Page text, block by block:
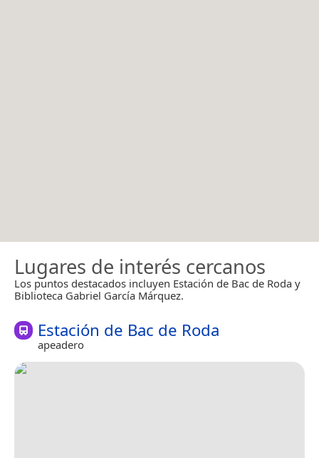
Lugares de interés cercanos
Los puntos destacados incluyen Estación de Bac de Roda y
Biblioteca Gabriel García Márquez.
Estación de Bac de Roda
apeadero